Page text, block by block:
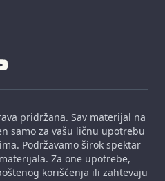
pridržana. Sav materijal na
samo za vašu ličnu upotrebu
Podržavamo širok spektar
Za one upotrebe,
korišćenja ili zahtevaju